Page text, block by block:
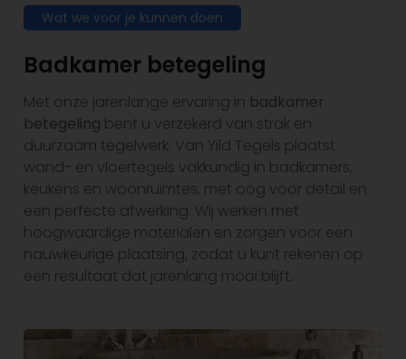
Wat we voor je kunnen doen
Badkamer betegeling
Met onze jarenlange ervaring in badkamer
betegeling bent u verzekerd van strak en
duurzaam tegelwerk. Van Yild Tegels plaatst
wand- en vloertegels vakkundig in badkamers,
keukens en woonruimtes, met oog voor detail en
een perfecte afwerking. Wij werken met
hoogwaardige materialen en zorgen voor een
nauwkeurige plaatsing, zodat u kunt rekenen op
een resultaat dat jarenlang mooi blijft.